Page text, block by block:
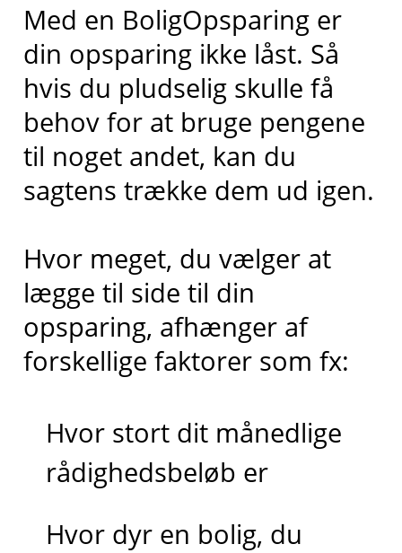
Med en BoligOpsparing er
din opsparing ikke låst. Så
hvis du pludselig skulle få
behov for at bruge pengene
til noget andet, kan du
sagtens trække dem ud igen.
Hvor meget, du vælger at
lægge til side til din
opsparing, afhænger af
forskellige faktorer som fx:
Hvor stort dit månedlige
rådighedsbeløb er
Hvor dyr en bolig, du